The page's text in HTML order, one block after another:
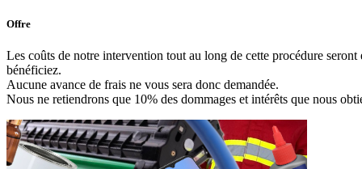
Offre
Les coûts de notre intervention tout au long de cette procédure
bénéficiez.
Aucune avance de frais ne vous sera donc demandée.
Nous ne retiendrons que 10% des dommages et intérêts que nous